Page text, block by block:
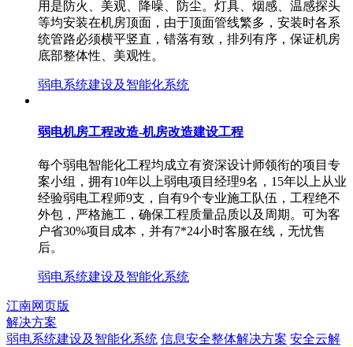
用是防火、美观、降噪、防尘。灯具、烟感、温感探头
等均安装在机房顶面，由于顶面管线繁多，安装时各系
统管路必须横平竖直，错落有致，排列有序，保证机房
底部整体性、美观性。
弱电系统建设及智能化系统
弱电机房工程改造-机房改造建设工程
每个弱电智能化工程均成立有资深设计师领衔的项目专
案小组，拥有10年以上弱电项目经理9名，15年以上从业
经验弱电工程师9支，自有9个专业施工队伍，工程绝不
外包，严格施工，确保工程质量品质以及周期。可为客
户省30%项目成本，并有7*24小时客服在线，无忧售
后。
弱电系统建设及智能化系统
江南网页版
解决方案
弱电系统建设及智能化系统 信息安全整体解决方案 安全云解